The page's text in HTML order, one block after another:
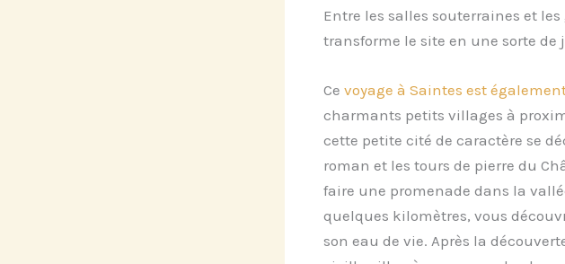
Entre les salles souterraines et
transforme le site en une sorte de
Ce voyage à Saintes est
charmants petits villages à
cette petite cité de caractère se
roman et les tours de pierre du
faire une promenade dans la
quelques kilomètres, vous
son eau de vie. Après la